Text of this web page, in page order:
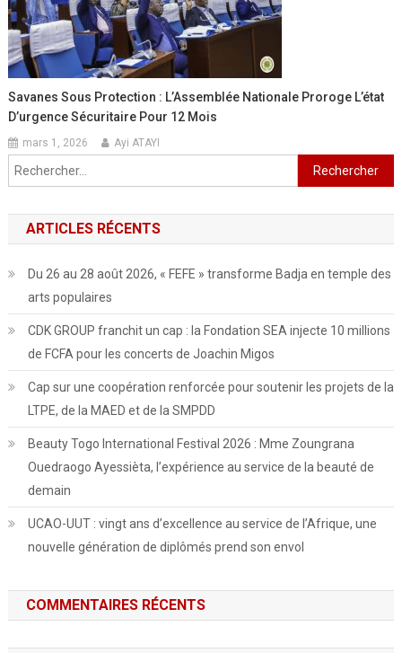
Savanes Sous Protection : L’Assemblée Nationale Proroge L’état
D’urgence Sécuritaire Pour 12 Mois
mars 1, 2026 Ayi ATAYI
Rechercher :
ARTICLES RÉCENTS
Du 26 au 28 août 2026, « FEFE » transforme Badja en temple des
arts populaires
CDK GROUP franchit un cap : la Fondation SEA injecte 10 millions
de FCFA pour les concerts de Joachin Migos
Cap sur une coopération renforcée pour soutenir les projets de la
LTPE, de la MAED et de la SMPDD
Beauty Togo International Festival 2026 : Mme Zoungrana
Ouedraogo Ayessièta, l’expérience au service de la beauté de
demain
UCAO-UUT : vingt ans d’excellence au service de l’Afrique, une
nouvelle génération de diplômés prend son envol
COMMENTAIRES RÉCENTS